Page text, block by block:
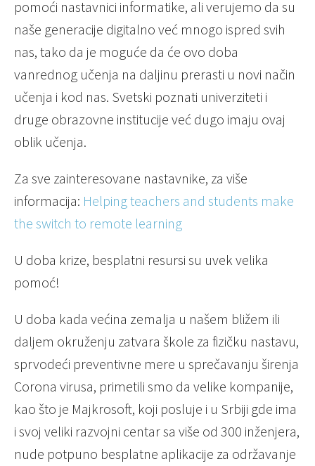
pomoći nastavnici informatike, ali verujemo da su
naše generacije digitalno već mnogo ispred svih
nas, tako da je moguće da će ovo doba
vanrednog učenja na daljinu prerasti u novi način
učenja i kod nas. Svetski poznati univerziteti i
druge obrazovne institucije već dugo imaju ovaj
oblik učenja.
Za sve zainteresovane nastavnike, za više
informacija: Helping teachers and students make
the switch to remote learning
U doba krize, besplatni resursi su uvek velika
pomoć!
U doba kada većina zemalja u našem bližem ili
daljem okruženju zatvara škole za fizičku nastavu,
sprvodeći preventivne mere u sprečavanju širenja
Corona virusa, primetili smo da velike kompanije,
kao što je Majkrosoft, koji posluje i u Srbiji gde ima
i svoj veliki razvojni centar sa više od 300 inženjera,
nude potpuno besplatne aplikacije za održavanje